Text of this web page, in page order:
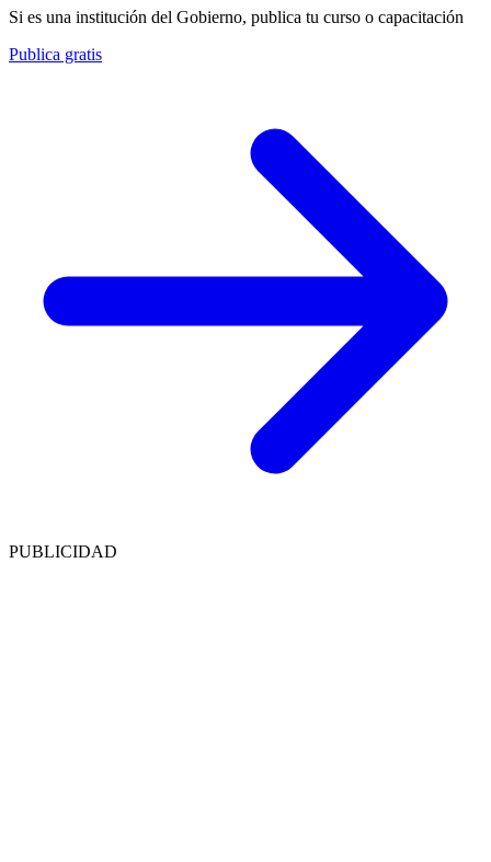
Si es una institución del Gobierno, publica tu curso o capacitación
Publica gratis
PUBLICIDAD